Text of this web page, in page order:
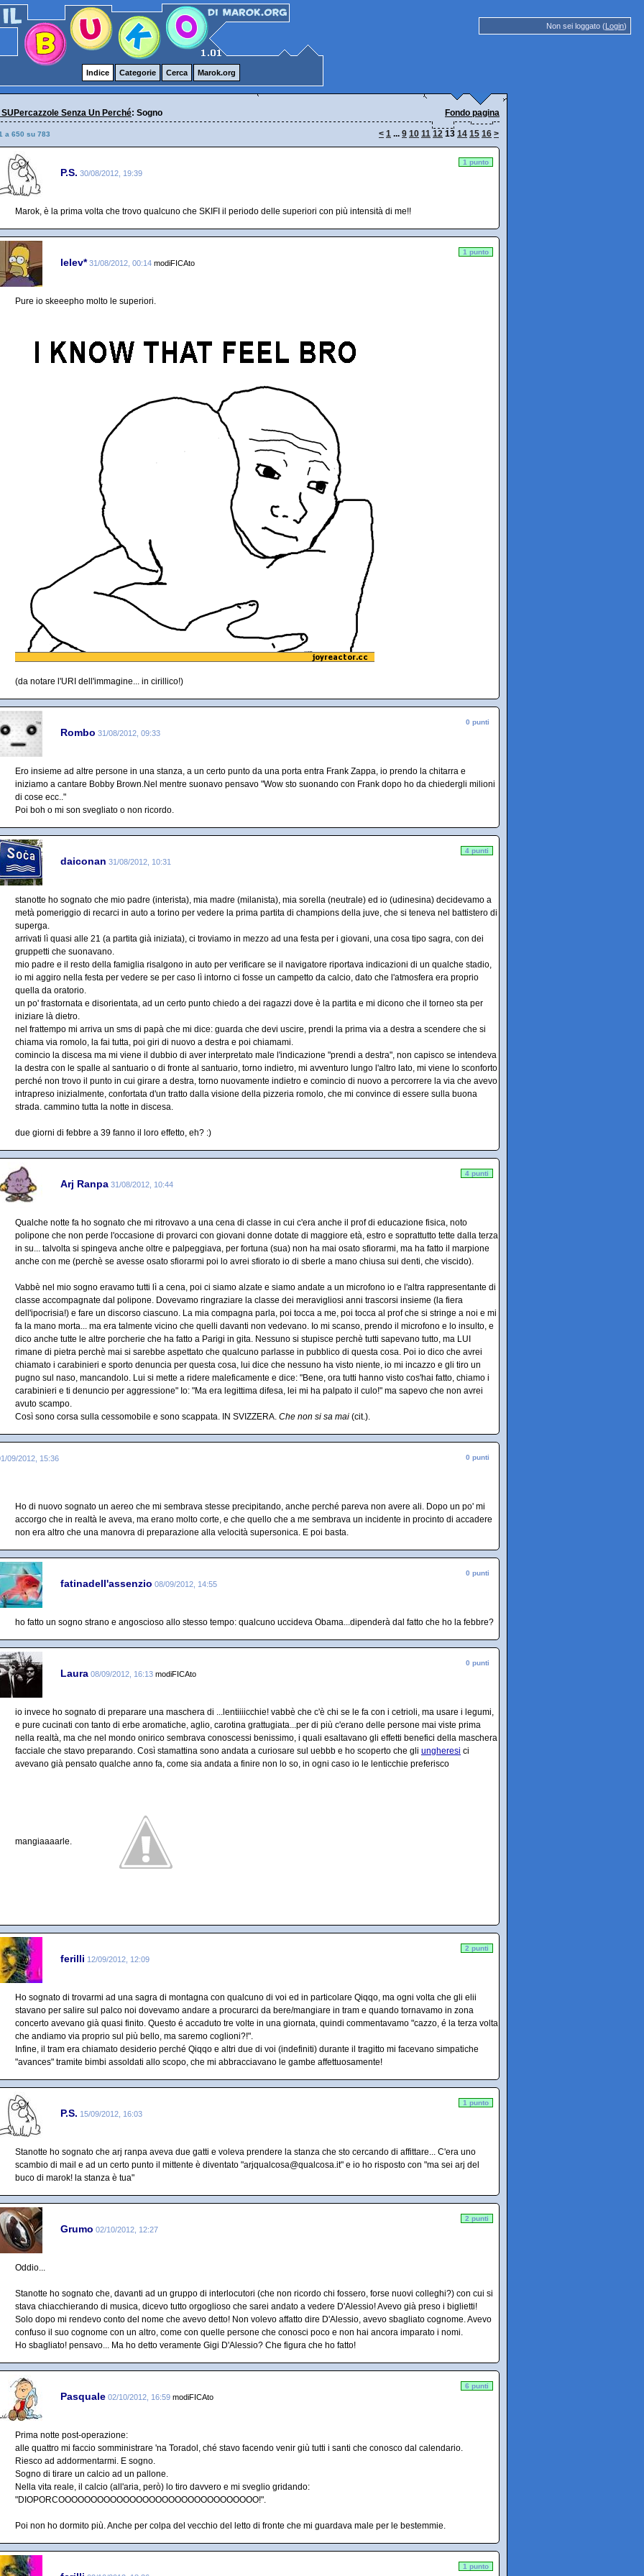
Non sei loggato (Login)
Indice Categorie Cerca Marok.org
Senza Un Perché: Sogno Fondo pagina
a 650 su 783 < 1 ... 9 10 11 12 13 14 15 16 >
P.S. 30/08/2012, 19:39
1 punto
Marok, è la prima volta che trovo qualcuno che SKIFI il periodo delle superiori con più intensità di me!!
lelev* 31/08/2012, 00:14 modiFICAto
1 punto
Pure io skeeepho molto le superiori.
(da notare l'URI dell'immagine... in cirillico!)
Rombo 31/08/2012, 09:33
0 punti
Ero insieme ad altre persone in una stanza, a un certo punto da una porta entra Frank Zappa, io prendo la chitarra e
iniziamo a cantare Bobby Brown.Nel mentre suonavo pensavo "Wow sto suonando con Frank dopo ho da chiedergli milioni
di cose ecc.."
Poi boh o mi son svegliato o non ricordo.
daiconan 31/08/2012, 10:31
4 punti
stanotte ho sognato che mio padre (interista), mia madre (milanista), mia sorella (neutrale) ed io (udinesina) decidevamo a
metà pomeriggio di recarci in auto a torino per vedere la prima partita di champions della juve, che si teneva nel battistero di
superga.
arrivati lì quasi alle 21 (a partita già iniziata), ci troviamo in mezzo ad una festa per i giovani, una cosa tipo sagra, con dei
gruppetti che suonavano.
mio padre e il resto della famiglia risalgono in auto per verificare se il navigatore riportava indicazioni di un qualche stadio,
io mi aggiro nella festa per vedere se per caso lì intorno ci fosse un campetto da calcio, dato che l'atmosfera era proprio
quella da oratorio.
un po' frastornata e disorientata, ad un certo punto chiedo a dei ragazzi dove è la partita e mi dicono che il torneo sta per
iniziare là dietro.
nel frattempo mi arriva un sms di papà che mi dice: guarda che devi uscire, prendi la prima via a destra a scendere che si
chiama via romolo, la fai tutta, poi giri di nuovo a destra e poi chiamami.
comincio la discesa ma mi viene il dubbio di aver interpretato male l'indicazione "prendi a destra", non capisco se intendeva
la destra con le spalle al santuario o di fronte al santuario, torno indietro, mi avventuro lungo l'altro lato, mi viene lo sconforto
perché non trovo il punto in cui girare a destra, torno nuovamente indietro e comincio di nuovo a percorrere la via che avevo
intrapreso inizialmente, confortata d'un tratto dalla visione della pizzeria romolo, che mi convince di essere sulla buona
strada. cammino tutta la notte in discesa.
due giorni di febbre a 39 fanno il loro effetto, eh? :)
Arj Ranpa 31/08/2012, 10:44
4 punti
Qualche notte fa ho sognato che mi ritrovavo a una cena di classe in cui c'era anche il prof di educazione fisica, noto
polipone che non perde l'occasione di provarci con giovani donne dotate di maggiore età, estro e soprattutto tette dalla terza
in su... talvolta si spingeva anche oltre e palpeggiava, per fortuna (sua) non ha mai osato sfiorarmi, ma ha fatto il marpione
anche con me (perchè se avesse osato sfiorarmi poi lo avrei sfiorato io di sberle a mano chiusa sui denti, che viscido).
Vabbè nel mio sogno eravamo tutti lì a cena, poi ci siamo alzate e siamo andate a un microfono io e l'altra rappresentante di
classe accompagnate dal polipone. Dovevamo ringraziare la classe dei meravigliosi anni trascorsi insieme (la fiera
dell'ipocrisia!) e fare un discorso ciascuno. La mia compagna parla, poi tocca a me, poi tocca al prof che si stringe a noi e mi
fa la mano morta... ma era talmente vicino che quelli davanti non vedevano. Io mi scanso, prendo il microfono e lo insulto, e
dico anche tutte le altre porcherie che ha fatto a Parigi in gita. Nessuno si stupisce perchè tutti sapevano tutto, ma LUI
rimane di pietra perchè mai si sarebbe aspettato che qualcuno parlasse in pubblico di questa cosa. Poi io dico che avrei
chiamato i carabinieri e sporto denuncia per questa cosa, lui dice che nessuno ha visto niente, io mi incazzo e gli tiro un
pugno sul naso, mancandolo. Lui si mette a ridere maleficamente e dice: "Bene, ora tutti hanno visto cos'hai fatto, chiamo i
carabinieri e ti denuncio per aggressione" Io: "Ma era legittima difesa, lei mi ha palpato il culo!" ma sapevo che non avrei
avuto scampo.
Così sono corsa sulla cessomobile e sono scappata. IN SVIZZERA. Che non si sa mai (cit.).
09/2012, 15:36 0 punti
Ho di nuovo sognato un aereo che mi sembrava stesse precipitando, anche perché pareva non avere ali. Dopo un po' mi
accorgo che in realtà le aveva, ma erano molto corte, e che quello che a me sembrava un incidente in procinto di accadere
non era altro che una manovra di preparazione alla velocità supersonica. E poi basta.
fatinadell'assenzio 08/09/2012, 14:55
0 punti
ho fatto un sogno strano e angoscioso allo stesso tempo: qualcuno uccideva Obama...dipenderà dal fatto che ho la febbre?
Laura 08/09/2012, 16:13 modiFICAto
0 punti
io invece ho sognato di preparare una maschera di ...lentiiiicchie! vabbè che c'è chi se le fa con i cetrioli, ma usare i legumi,
e pure cucinati con tanto di erbe aromatiche, aglio, carotina grattugiata...per di più c'erano delle persone mai viste prima
nella realtà, ma che nel mondo onirico sembrava conoscessi benissimo, i quali esaltavano gli effetti benefici della maschera
facciale che stavo preparando. Così stamattina sono andata a curiosare sul uebbb e ho scoperto che gli ungheresi ci
avevano già pensato qualche anno fa, come sia andata a finire non lo so, in ogni caso io le lenticchie preferisco
mangiaaaarle.
ferilli 12/09/2012, 12:09
2 punti
Ho sognato di trovarmi ad una sagra di montagna con qualcuno di voi ed in particolare Qiqqo, ma ogni volta che gli elii
stavano per salire sul palco noi dovevamo andare a procurarci da bere/mangiare in tram e quando tornavamo in zona
concerto avevano già quasi finito. Questo é accaduto tre volte in una giornata, quindi commentavamo "cazzo, é la terza volta
che andiamo via proprio sul più bello, ma saremo coglioni?!".
Infine, il tram era chiamato desiderio perché Qiqqo e altri due di voi (indefiniti) durante il tragitto mi facevano simpatiche
"avances" tramite bimbi assoldati allo scopo, che mi abbracciavano le gambe affettuosamente!
P.S. 15/09/2012, 16:03
1 punto
Stanotte ho sognato che arj ranpa aveva due gatti e voleva prendere la stanza che sto cercando di affittare... C'era uno
scambio di mail e ad un certo punto il mittente è diventato "arjqualcosa@qualcosa.it" e io ho risposto con "ma sei arj del
buco di marok! la stanza è tua"
Grumo 02/10/2012, 12:27
2 punti
Oddio...
Stanotte ho sognato che, davanti ad un gruppo di interlocutori (che non ricordo chi fossero, forse nuovi colleghi?) con cui si
stava chiacchierando di musica, dicevo tutto orgoglioso che sarei andato a vedere D'Alessio! Avevo già preso i biglietti!
Solo dopo mi rendevo conto del nome che avevo detto! Non volevo affatto dire D'Alessio, avevo sbagliato cognome. Avevo
confuso il suo cognome con un altro, come con quelle persone che conosci poco e non hai ancora imparato i nomi.
Ho sbagliato! pensavo... Ma ho detto veramente Gigi D'Alessio? Che figura che ho fatto!
Pasquale 02/10/2012, 16:59 modiFICAto
6 punti
Prima notte post-operazione:
alle quattro mi faccio somministrare 'na Toradol, ché stavo facendo venir giù tutti i santi che conosco dal calendario.
Riesco ad addormentarmi. E sogno.
Sogno di tirare un calcio ad un pallone.
Nella vita reale, il calcio (all'aria, però) lo tiro davvero e mi sveglio gridando:
"DIOPORCOOOOOOOOOOOOOOOOOOOOOOOOOOOOOOO!".
Poi non ho dormito più. Anche per colpa del vecchio del letto di fronte che mi guardava male per le bestemmie.
1 punto